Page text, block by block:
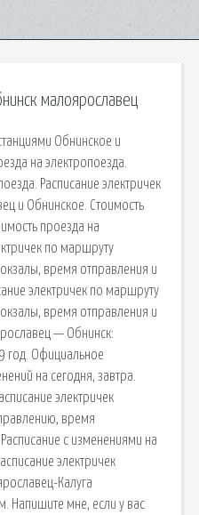
малоярославец
Обнинское и
на электропоезда.
Расписание электричек
и Обнинское. Стоимость
проезда на
по маршруту
время отправления и
электричек по маршруту
время отправления и
— Обнинск:
год. Официальное
на сегодня, завтра.
электричек
время
с изменениями на
электричек
Калуга
Напишите мне, если у вас